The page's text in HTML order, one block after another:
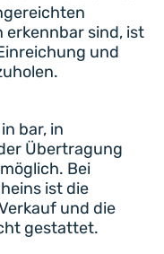
erkennbar sind, ist
und
bar, in
Übertragung
Bei
ist die
und die
gestattet.